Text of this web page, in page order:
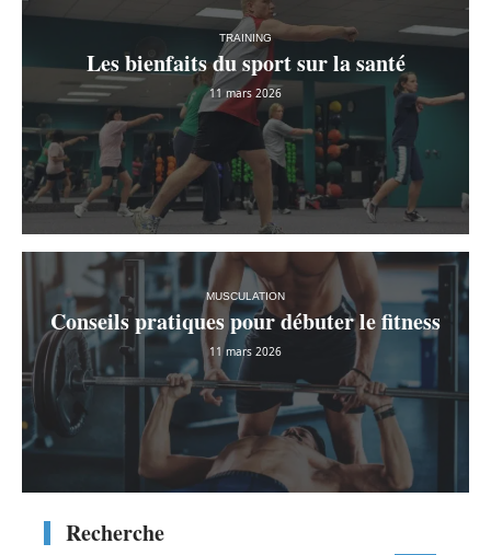
TRAINING
Les bienfaits du sport sur la santé
11 mars 2026
MUSCULATION
Conseils pratiques pour débuter le fitness
11 mars 2026
Recherche